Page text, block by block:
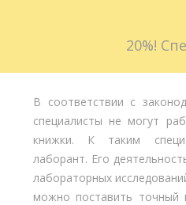
20%!
В соответствии с
специалисты не могут
книжки. К таким
лаборант. Его
лабораторных
можно поставить точный